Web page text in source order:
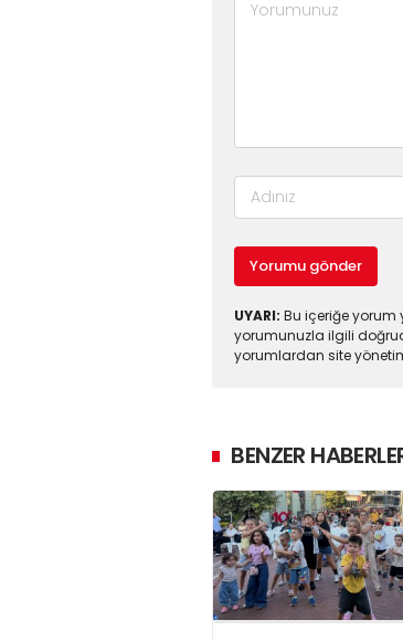
Yorumu gönder
UYARI: Bu içeriğe yorum
yorumunuzla ilgili
yorumlardan site
BENZER